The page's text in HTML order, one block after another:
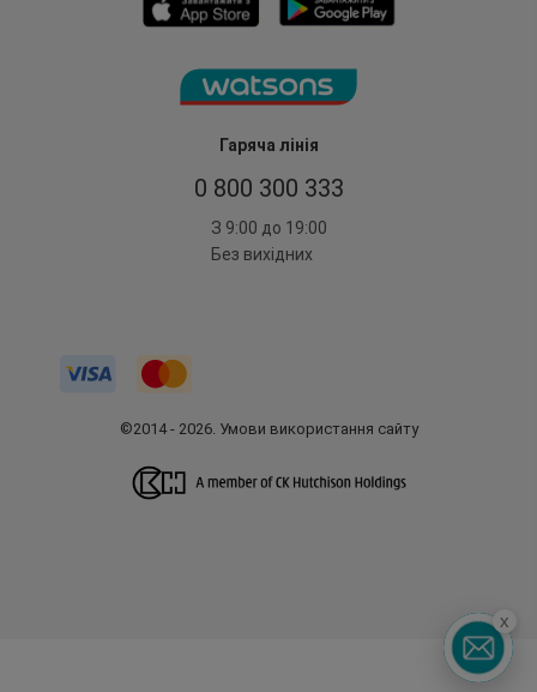
Гаряча лінія
0 800 300 333
З 9:00 до 19:00
Без вихідних
©2014 - 2026. Умови використання сайту
x